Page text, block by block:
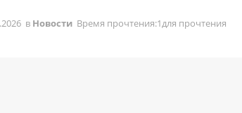
в Новости Время прочтения:1для прочтения